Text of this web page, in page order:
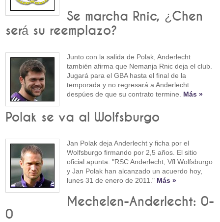
Se marcha Rnic, ¿Chen
será su reemplazo?
Junto con la salida de Polak, Anderlecht
también afirma que Nemanja Rnic deja el club.
Jugará para el GBA hasta el final de la
temporada y no regresará a Anderlecht
despúes de que su contrato termine. Más »
Polak se va al Wolfsburgo
Jan Polak deja Anderlecht y ficha por el
Wolfsburgo firmando por 2,5 años. El sitio
oficial apunta: "RSC Anderlecht, Vfl Wolfsburgo
y Jan Polak han alcanzado un acuerdo hoy,
lunes 31 de enero de 2011." Más »
Mechelen-Anderlecht: 0-
0